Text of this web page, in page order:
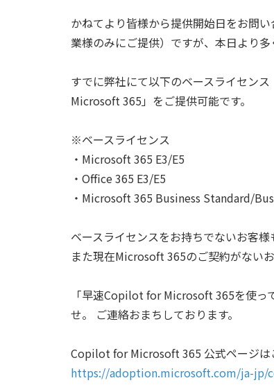
かねてより皆様から提供開始日をお問
業様のみにご提供）ですが、本日より
すでに弊社にて以下のベースライセン
Microsoft 365」をご提供可能です。
※ベースライセンス
・Microsoft 365 E3/E5
・Office 365 E3/E5
・Microsoft 365 Business Standard/
ベースライセンスをお持ちでないお客
また現在Microsoft 365のご契約がない
「早速Copilot for Microsoft 365を使っ
せ。 ご連絡おまちしております。
Copilot for Microsoft 365 公式ページは
https://adoption.microsoft.com/ja-jp/